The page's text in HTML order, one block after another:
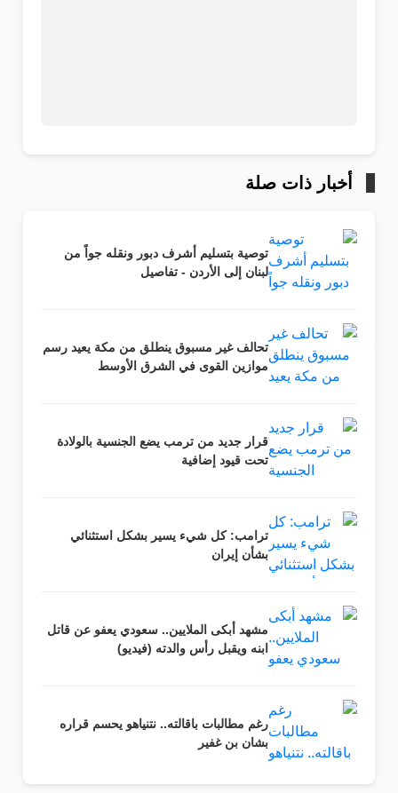
أخبار ذات صلة
توصية بتسليم أشرف دبور ونقله جواً من
لبنان إلى الأردن - تفاصيل
تحالف غير مسبوق ينطلق من مكة يعيد رسم
موازين القوى في الشرق الأوسط
قرار جديد من ترمب يضع الجنسية بالولادة
تحت قيود إضافية
ترامب: كل شيء يسير بشكل استثنائي
بشأن إيران
مشهد أبكى الملايين.. سعودي يعفو عن قاتل
ابنه ويقبل رأس والدته (فيديو)
رغم مطالبات باقالته.. نتنياهو يحسم قراره
بشان بن غفير